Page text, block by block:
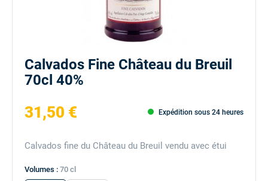
Calvados Fine Château du Breuil
70cl 40%
Calvados fine du Château du Breuil vendu avec étui
Volumes : 70 cl
31,50 € Expédition sous 24 heures